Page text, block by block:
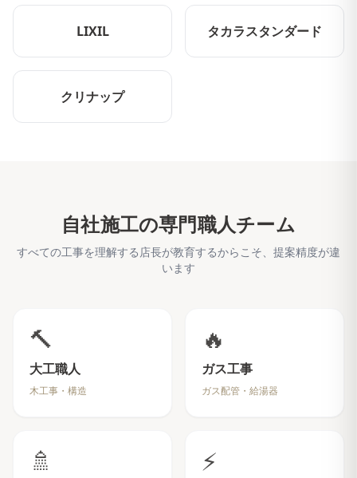
LIXIL タカラスタンダード
クリナップ
自社施工の専門職人チーム
すべての工事を理解する店長が教育するからこそ、提案精度が違
います
🔨
大工職人
木工事・構造
🔥
ガス工事
ガス配管・給湯器
🚿 ⚡